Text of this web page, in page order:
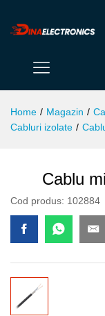
Home / Magazin /
Cabluri izolate /
Cablu
Cod produs: 102884